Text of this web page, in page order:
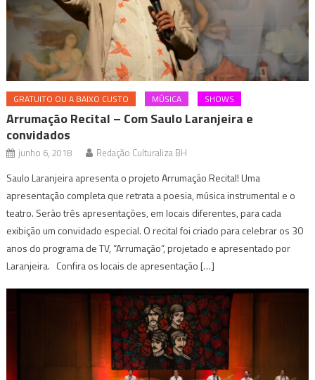
GRATUITO OU A BAIXO CUSTO MÚSICA SHOWS
Arrumação Recital – Com Saulo Laranjeira e
convidados
junho 6, 2018 Redação Culturaliza BH
Saulo Laranjeira apresenta o projeto Arrumação Recital! Uma
apresentação completa que retrata a poesia, música instrumental e o
teatro. Serão três apresentações, em locais diferentes, para cada
exibição um convidado especial. O recital foi criado para celebrar os 30
anos do programa de TV, “Arrumação”, projetado e apresentado por
Laranjeira. Confira os locais de apresentação […]